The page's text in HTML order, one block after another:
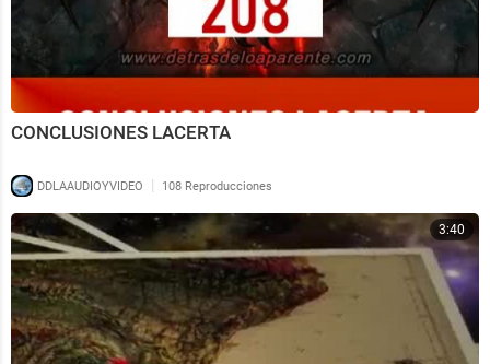
CONCLUSIONES LACERTA
DDLAAUDIOYVIDEO | 108 Reproducciones
3:40